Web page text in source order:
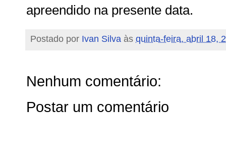
apreendido na presente data.
Postado por Ivan Silva às quinta-feira, abril 18,
Nenhum comentário:
Postar um comentário